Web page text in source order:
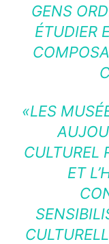
GENS
ÉTUDIER
«LES
CULTUREL
ET